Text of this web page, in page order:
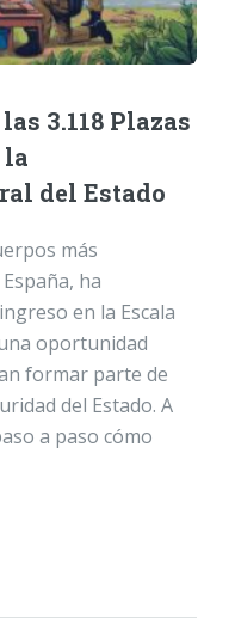
3.118 Plazas
la
del Estado
más
ha
en la Escala
oportunidad
formar parte de
del Estado. A
a paso cómo